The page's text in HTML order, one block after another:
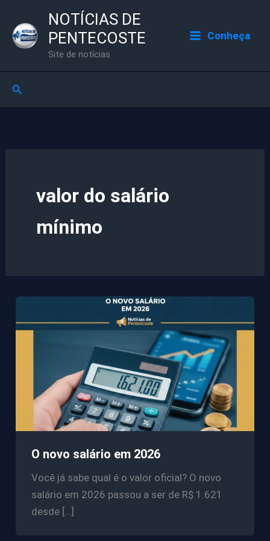
para
NOTÍCIAS DE
PENTECOSTE
Site de notícias
Conheça
Pesquisar
valor do salário
mínimo
O novo salário em 2026
Você já sabe qual é o valor oficial? O novo
salário em 2026 passou a ser de R$ 1.621
desde […]